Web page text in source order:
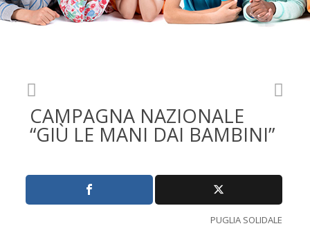
CAMPAGNA NAZIONALE
“GIÙ LE MANI DAI BAMBINI”
PUGLIA SOLIDALE